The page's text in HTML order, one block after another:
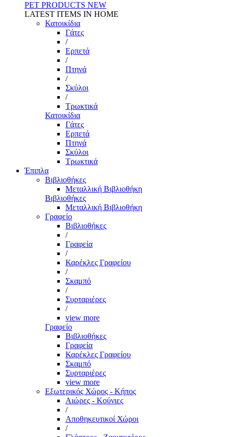
PET PRODUCTS NEW
LATEST ITEMS IN HOME
Κατοικίδια
Γάτες
/
Ερπετά
/
Πτηνά
/
Σκύλοι
/
Τρωκτικά
Κατοικίδια
Γάτες
Ερπετά
Πτηνά
Σκύλοι
Τρωκτικά
Έπιπλα
Βιβλιοθήκες
Μεταλλική Βιβλιοθήκη
Βιβλιοθήκες
Μεταλλική Βιβλιοθήκη
Γραφείο
Βιβλιοθήκες
/
Γραφεία
/
Καρέκλες Γραφείου
/
Σκαμπό
/
Συρταριέρες
/
view more
Γραφείο
Βιβλιοθήκες
Γραφεία
Καρέκλες Γραφείου
Σκαμπό
Συρταριέρες
view more
Εξωτερικός Χώρος - Κήπος
Αιώρες - Κούνιες
/
Αποθηκευτικοί Χώροι
/